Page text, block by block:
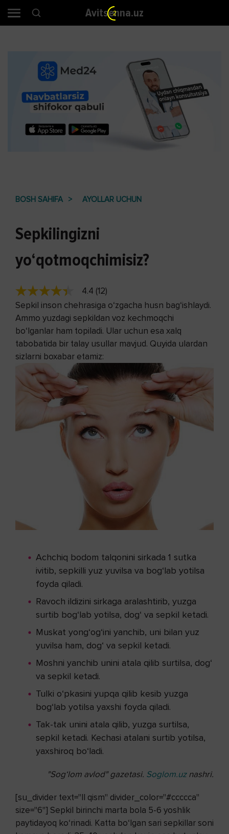
Avitsenna.uz
BOSH SAHIFA AYOLLAR UCHUN
Sepkilingizni
yo‘qotmoqchimisiz?
4.4 (12)
Sepkil inson chehrasiga o‘zgacha husn bag‘ishlaydi.
Ammo yuzdagi sepkildan voz kechmoqchi
bo‘lganlar ham topiladi. Ular uchun esa xalq
tabobatida bir talay usullar mavjud. Quyida ulardan
sizlarni boxabar etamiz:
Achchiq bodom talqonini sirkada 1 sutka
ivitib, sepkilli yuz yuvilsa va bog‘lab yotilsa
foyda qiladi.
Ravoch ildizini sirkaga aralashtirib, yuzga
surtib bog‘lab yotilsa, dog‘ va sepkil ketadi.
Muskat yong‘og‘ini yanchib, uni bilan yuz
yuvilsa ham, dog‘ va sepkil ketadi.
Moshni yanchib unini atala qilib surtilsa, dog‘
va sepkil ketadi.
Tulki o‘pkasini yupqa qilib kesib yuzga
bog‘lab yotilsa yaxshi foyda qiladi.
Tak-tak unini atala qilib, yuzga surtilsa,
sepkil ketadi. Kechasi atalani surtib yotilsa,
yaxshiroq bo‘ladi.
"Sog‘lom avlod" gazetasi. Soglom.uznashri.
[su_divider text="II qism" divider_color="#ccccca"
size="6"] Sepkil birinchi marta bola 5-6 yoshlik
paytidayoq ko‘rinadi. Katta bo‘lgan sari sepkillar soni
1